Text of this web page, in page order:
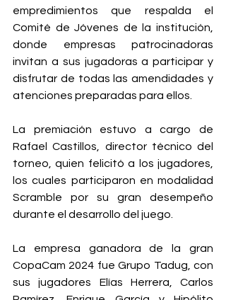
empredimientos que respalda el
Comité de Jóvenes de la institución,
donde empresas patrocinadoras
invitan a sus jugadoras a participar y
disfrutar de todas las amendidades y
atenciones preparadas para ellos.
La premiación estuvo a cargo de
Rafael Castillos, director técnico del
torneo, quien felicitó a los jugadores,
los cuales participaron en modalidad
Scramble por su gran desempeño
durante el desarrollo del juego.
La empresa ganadora de la gran
CopaCam 2024 fue Grupo Tadug, con
sus jugadores Elías Herrera, Carlos